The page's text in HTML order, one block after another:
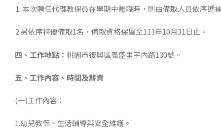
1. 本次聘任代理教保員在學期中離職時，則由備取人員依序遞
2.另依序擇優備取1名，備取資格保留至113年10月31日止。
四、 工作地點： 桃園市復興區義盛里宇內路130號。
五、 工作內容、時間及薪資
(一)工作內容：
1.幼兒教保、生活輔導與安全維護。